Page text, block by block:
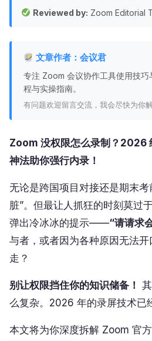
Reviewed by: Zoom Editorial
文章作者：会议君
专注 Zoom 会议协作工具使用技
程与实操指南。
有问题欢迎留言交流，我会尽快为你
Zoom 没权限怎么录制？2026
神法助你强行内录！
无论是跨国项目对接还是期末考
脏”。但最让人抓狂的时刻莫过
弹出冷冰冰的提示——“请请求
与者，或者因为各种原因无法
走？
别让权限挡住你的知识储备！
么复杂。2026 年的录屏技术已
本文将为你深度拆解 Zoom 官